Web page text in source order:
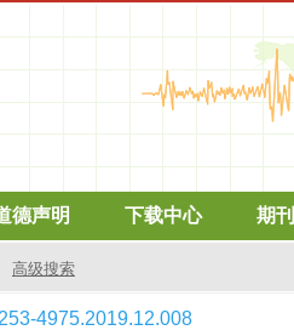
德声明 下载中心 期
高级搜索
4975.2019.12.008